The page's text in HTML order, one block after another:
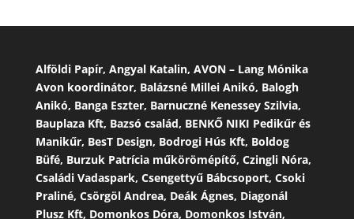
Alföldi Papír, Angyal Katalin, AVON – Lang Mónika
Avon koordinátor, Balázsné Millei Anikó, Balogh
Anikó, Banga Eszter, Barnuczné Kenessey Szilvia,
Bauplaza Kft, Bazsó család, BENKŐ NIKI Pedikűr és
Manikűr, BesT Design, Bodrogi Hús Kft, Boldog
Büfé, Burzuk Patrícia műkörömépítő, Czingli Nóra,
Családi Vadaspark, Csengettyű Bábcsoport, Csoki
Praliné, Csörgöl Andrea, Deák Ágnes, Diagonál
Plusz Kft, Domonkos Dóra, Domonkos István,